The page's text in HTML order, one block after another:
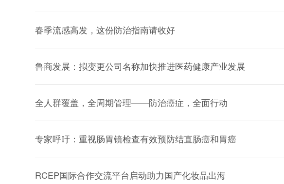
春季流感高发，这份防治指南请收好
鲁商发展：拟变更公司名称加快推进医药健康产业发展
全人群覆盖，全周期管理——防治癌症，全面行动
专家呼吁：重视肠胃镜检查有效预防结直肠癌和胃癌
RCEP国际合作交流平台启动助力国产化妆品出海